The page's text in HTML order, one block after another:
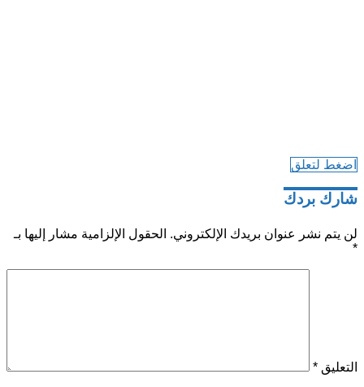
اضغط لتعلق
شارك بردك
لن يتم نشر عنوان بريدك الإلكتروني. الحقول الإلزامية مشار إليها بـ
*
التعليق *